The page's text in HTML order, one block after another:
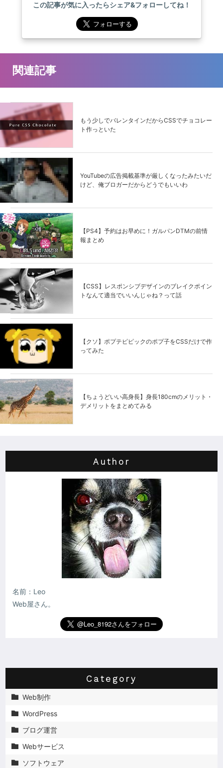
この記事が気に入ったらシェア&フォローしてね！
関連記事
もう少しでバレンタインだからCSSでチョコレー
ト作っといた
YouTubeの広告掲載基準が厳しくなったみたいだ
けど、俺ブロガーだからどうでもいいわ
【PS4】予約はお早めに！ガルパンDTMの前情
報まとめ
【CSS】レスポンシブデザインのブレイクポイン
トなんて適当でいいんじゃね？って話
【クソ】ポプテピピックのポプ子をCSSだけで作
ってみた
【ちょうどいい高身長】身長180cmのメリット・
デメリットをまとめてみる
Author
名前：Leo
Web屋さん。
Category
 Web制作
 WordPress
 ブログ運営
 Webサービス
 ソフトウェア